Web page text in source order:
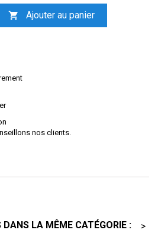
 Ajouter au panier
nos clients.
LA MÊME CATÉGORIE :
>